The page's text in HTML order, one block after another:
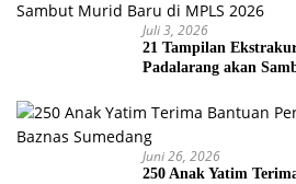
Juli 3, 2026
21 Tampilan
Padalarang akan
Juni 26, 2026
250 Anak Yatim